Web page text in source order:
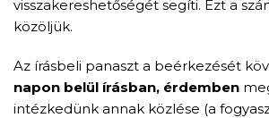
visszakereshetőségét segíti. Ezt a
közöljük.
Az írásbeli panaszt a beérkezését
napon belül írásban, érdemben
intézkedünk annak közlése (a